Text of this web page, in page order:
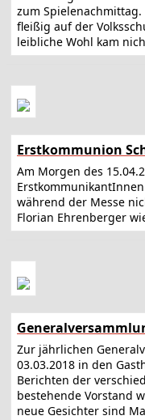
zum
fleißig auf der
leibliche Wohl kam
Erstkommunion
Am Morgen des
während der Messe
Florian Ehrenberger
Zur jährlichen
03.03.2018 in den
Berichten der
bestehende Vorstand
neue Gesichter sind